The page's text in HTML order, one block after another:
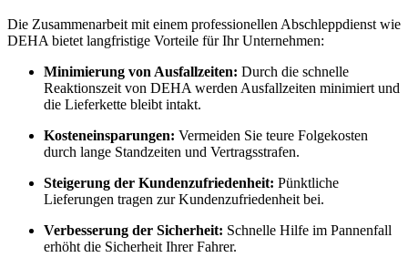
Die Zusammenarbeit mit einem professionellen Abschleppdienst wie
DEHA bietet langfristige Vorteile für Ihr Unternehmen:
Minimierung von Ausfallzeiten: Durch die schnelle
Reaktionszeit von DEHA werden Ausfallzeiten minimiert und
die Lieferkette bleibt intakt.
Kosteneinsparungen: Vermeiden Sie teure Folgekosten
durch lange Standzeiten und Vertragsstrafen.
Steigerung der Kundenzufriedenheit: Pünktliche
Lieferungen tragen zur Kundenzufriedenheit bei.
Verbesserung der Sicherheit: Schnelle Hilfe im Pannenfall
erhöht die Sicherheit Ihrer Fahrer.